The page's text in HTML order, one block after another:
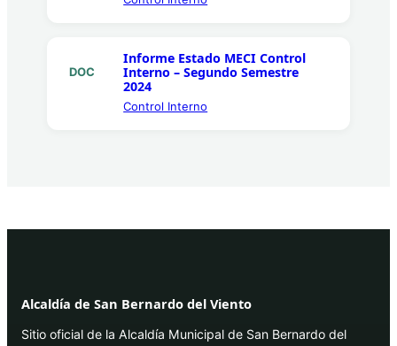
DOC
Informe Estado MECI Control
Interno – Segundo Semestre
2024
Control Interno
Alcaldía de San Bernardo del Viento
Sitio oficial de la Alcaldía Municipal de San Bernardo del